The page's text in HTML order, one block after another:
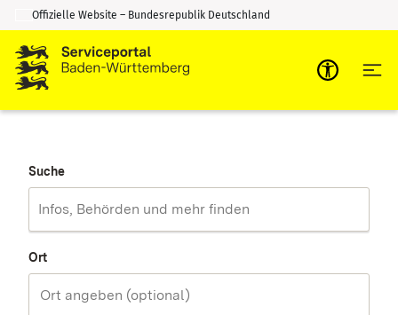
Zum Inhalt springen
Zur Suche springen
Offizielle Website – Bundesrepublik Deutschland
Suche
Ort